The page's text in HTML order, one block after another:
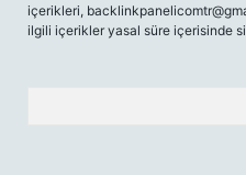
içerikleri,
ilgili içerikler yasal süre içerisinde